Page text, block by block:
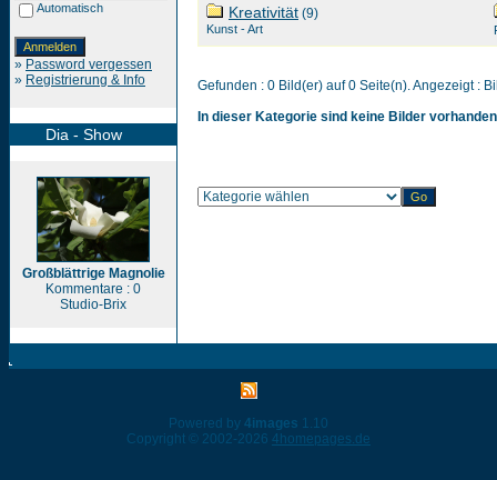
Automatisch
» Password vergessen
» Registrierung & Info
Dia - Show
Großblättrige Magnolie
Kommentare : 0
Studio-Brix
Kreativität (9)
Kunst - Art
Gefunden : 0 Bild(er) auf 0 Seite(n). Angezeigt :
In dieser Kategorie sind keine Bilder
Powered by 4images 1.10
Copyright © 2002-2026 4homepages.de